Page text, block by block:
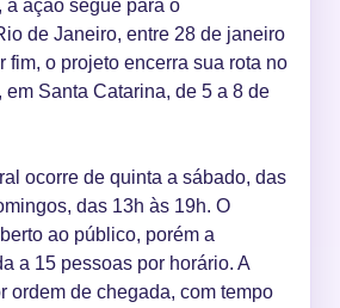
a ação segue para o
de Janeiro, entre 28 de janeiro
fim, o projeto encerra sua rota no
Santa Catarina, de 5 a 8 de
ocorre de quinta a sábado, das
das 13h às 19h. O
ao público, porém a
a 15 pessoas por horário. A
ordem de chegada, com tempo